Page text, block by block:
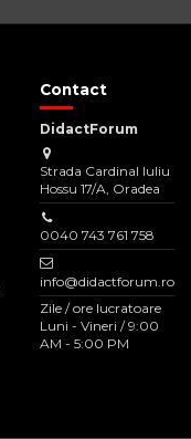
Contact
DidactForum
Strada Cardinal Iuliu
Hossu 17/A, Oradea
0040 743 761 758
info@didactforum.ro
Zile / ore lucratoare
Luni - Vineri / 9:00
AM - 5:00 PM